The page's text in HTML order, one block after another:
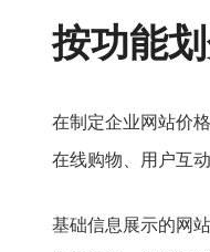
按功能
在制定企业网站价
在线购物、用户互
基础信息展示的网